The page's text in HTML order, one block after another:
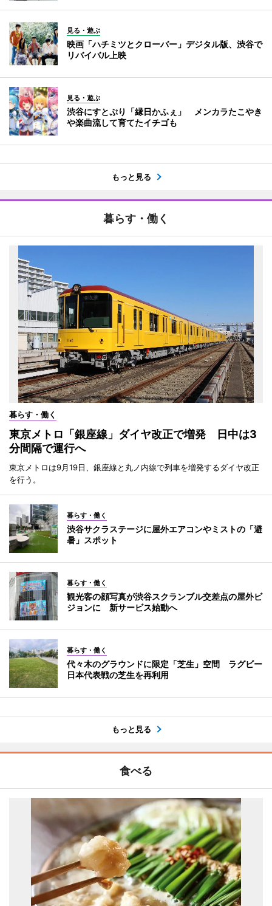
見る・遊ぶ
映画「ハチミツとクローバー」デジタル版、渋谷で
リバイバル上映
見る・遊ぶ
渋谷にすとぷり「縁日かふぇ」 メンカラたこやき
や楽曲流して育てたイチゴも
もっと見る
暮らす・働く
暮らす・働く
東京メトロ「銀座線」ダイヤ改正で増発 日中は3
分間隔で運行へ
東京メトロは9月19日、銀座線と丸ノ内線で列車を増発するダイヤ改正
を行う。
暮らす・働く
渋谷サクラステージに屋外エアコンやミストの「避
暑」スポット
暮らす・働く
観光客の顔写真が渋谷スクランブル交差点の屋外ビ
ジョンに 新サービス始動へ
暮らす・働く
代々木のグラウンドに限定「芝生」空間 ラグビー
日本代表戦の芝生を再利用
もっと見る
食べる